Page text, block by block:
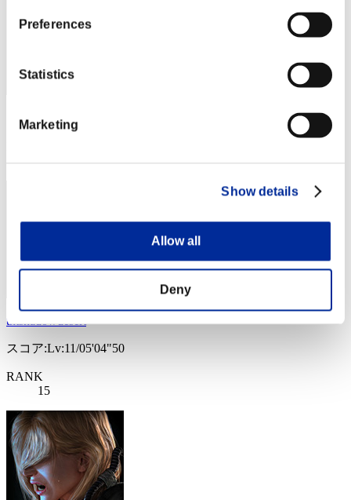
Preferences
Statistics
Marketing
Show details
Allow all
Deny
スコア: -
14
tntshadowdesert
スコア:Lv:11/05'04"50
RANK
15